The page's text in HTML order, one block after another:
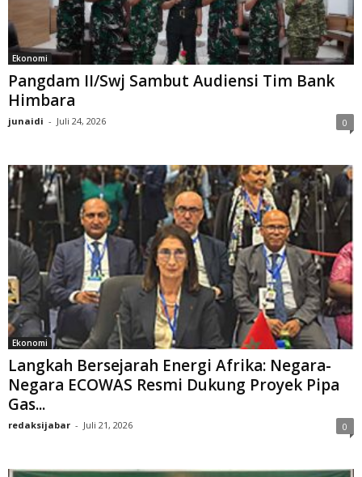
Ekonomi
Pangdam II/Swj Sambut Audiensi Tim Bank
Himbara
junaidi - Juli 24, 2026 0
Ekonomi
Langkah Bersejarah Energi Afrika: Negara-
Negara ECOWAS Resmi Dukung Proyek Pipa
Gas...
redaksijabar - Juli 21, 2026 0